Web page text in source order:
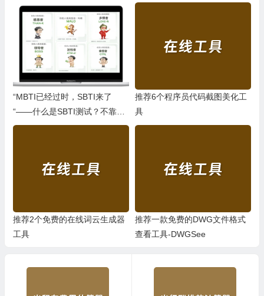
“MBTI已经过时，SBTI来了
“——什么是SBTI测试？不靠
谱，但是年轻人玩爽了
推荐6个程序员代码截图美化工
具
推荐2个免费的在线词云生成器
工具
推荐一款免费的DWG文件格式
查看工具-DWGSee